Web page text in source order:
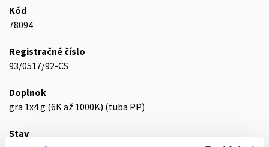
Kód
78094
Registračné číslo
93/0517/92-CS
Doplnok
gra 1x4 g (6K až 1000K) (tuba PP)
Stav